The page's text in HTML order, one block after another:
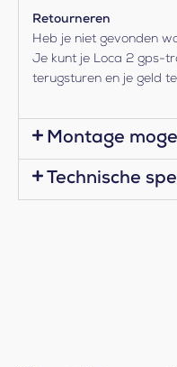
Retourneren
Heb je niet gevonden
Je kunt je Loca 2 gps-
terugsturen en je geld
Montage
Technische